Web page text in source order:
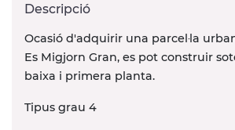
Descripció
Ocasió d'adquirir una parcel·la
Es Migjorn Gran, es pot construir
baixa i primera planta.
Tipus grau 4